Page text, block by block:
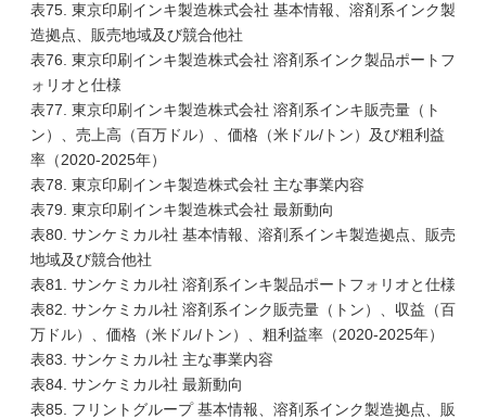
表75. 東京印刷インキ製造株式会社 基本情報、溶剤系インク製
造拠点、販売地域及び競合他社
表76. 東京印刷インキ製造株式会社 溶剤系インク製品ポートフ
ォリオと仕様
表77. 東京印刷インキ製造株式会社 溶剤系インキ販売量（ト
ン）、売上高（百万ドル）、価格（米ドル/トン）及び粗利益
率（2020-2025年）
表78. 東京印刷インキ製造株式会社 主な事業内容
表79. 東京印刷インキ製造株式会社 最新動向
表80. サンケミカル社 基本情報、溶剤系インキ製造拠点、販売
地域及び競合他社
表81. サンケミカル社 溶剤系インキ製品ポートフォリオと仕様
表82. サンケミカル社 溶剤系インク販売量（トン）、収益（百
万ドル）、価格（米ドル/トン）、粗利益率（2020-2025年）
表83. サンケミカル社 主な事業内容
表84. サンケミカル社 最新動向
表85. フリントグループ 基本情報、溶剤系インク製造拠点、販